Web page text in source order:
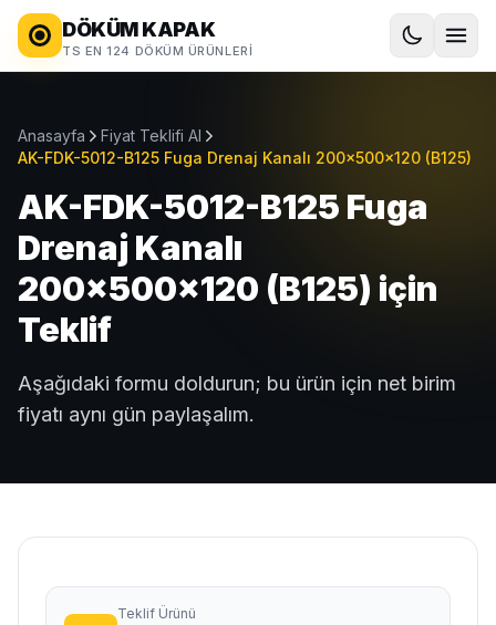
DÖKÜM KAPAK
TS EN 124 DÖKÜM ÜRÜNLERI
Anasayfa
Fiyat Teklifi Al
AK-FDK-5012-B125 Fuga Drenaj Kanalı 200x500x120 (B125)
AK-FDK-5012-B125 Fuga
Drenaj Kanalı
200x500x120 (B125) için
Teklif
Aşağıdaki formu doldurun; bu ürün için net birim
fiyatı aynı gün paylaşalım.
Teklif Ürünü